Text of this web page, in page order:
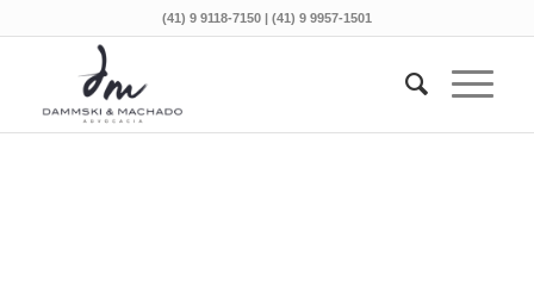
(41) 9 9118-7150 | (41) 9 9957-1501